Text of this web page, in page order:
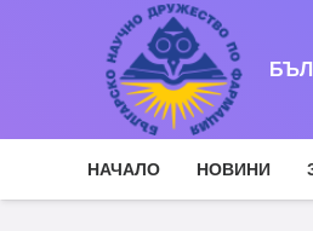
НАЧАЛО НОВИНИ